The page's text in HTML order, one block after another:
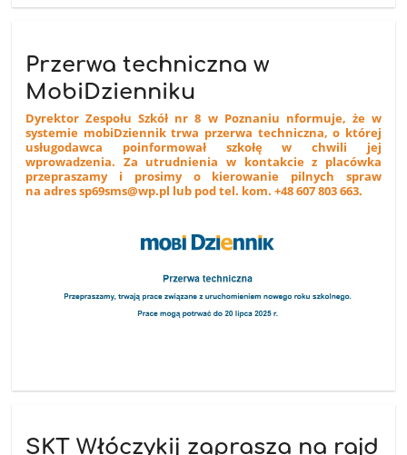
Przerwa techniczna w
MobiDzienniku
Dyrektor Zespołu Szkół nr 8 w Poznaniu nformuje, że w
systemie mobiDziennik trwa przerwa techniczna, o której
usługodawca poinformował szkołę w chwili jej
wprowadzenia. Za utrudnienia w kontakcie z placówka
przepraszamy i prosimy o kierowanie pilnych spraw
na adres sp69sms@wp.pl lub pod tel. kom. +48 607 803 663.
SKT Włóczykij zaprasza na rajd